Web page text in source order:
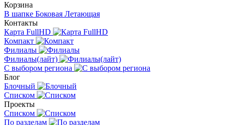
Корзина
В шапке Боковая Летающая
Контакты
Карта FullHD
Компакт
Филиалы
Филиалы(лайт)
С выбором региона
Блог
Блочный
Списком
Проекты
Списком
По разделам